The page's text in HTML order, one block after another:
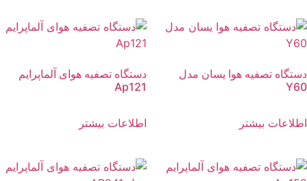
دستگاه تصفیه هوا یسان مدل
Y60
اطلاعات بیشتر
دستگاه تصفیه هوای آلماپرایم
Ap121
اطلاعات بیشتر